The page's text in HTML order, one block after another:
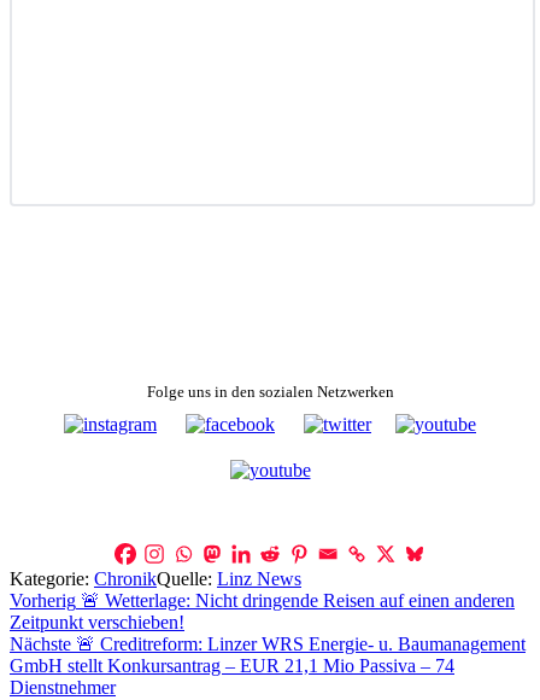
Folge uns in den sozialen Netzwerken
Kategorie: ChronikQuelle: Linz News
Beitragsnavigation
Vorherig 🚨 Wetterlage: Nicht dringende Reisen auf einen anderen
Zeitpunkt verschieben!
Nächste 🚨 Creditreform: Linzer WRS Energie- u. Baumanagement
GmbH stellt Konkursantrag – EUR 21,1 Mio Passiva – 74
Dienstnehmer